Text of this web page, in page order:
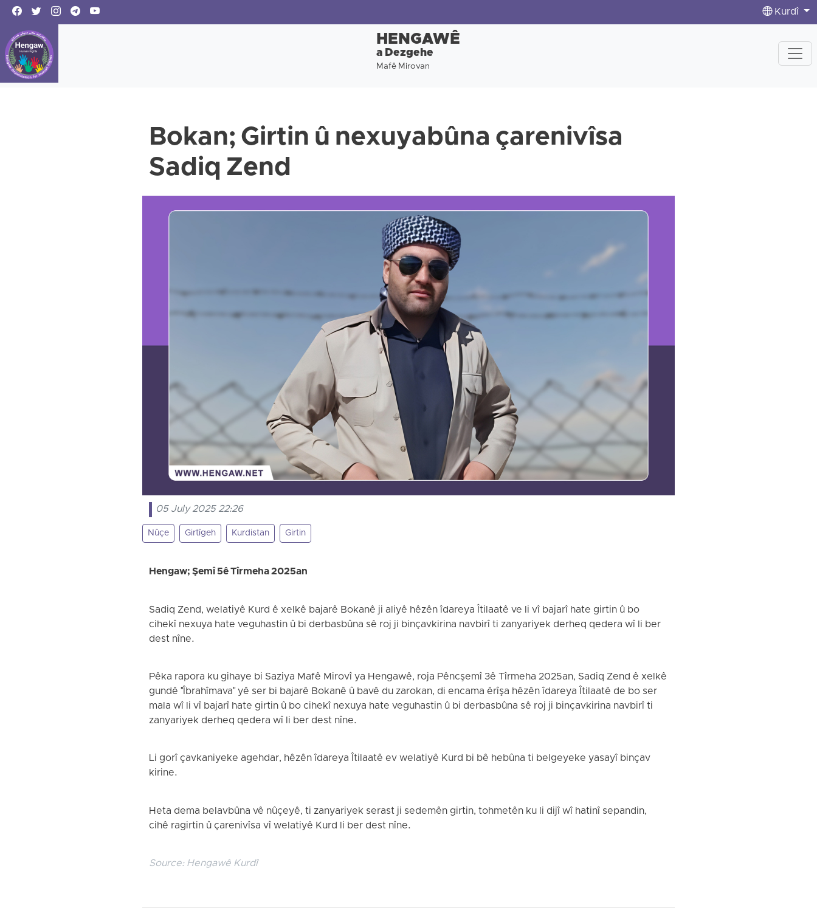
Kurdî
HENGAWÊ
a Dezgehe
Mafê Mirovan
Bokan; Girtin û nexuyabûna çarenivîsa
Sadiq Zend
05 July 2025 22:26
Nûçe Girtîgeh Kurdistan Girtin
Hengaw; Şemî 5ê Tîrmeha 2025an
Sadiq Zend, welatiyê Kurd ê xelkê bajarê Bokanê ji aliyê hêzên îdareya Îtilaatê ve li vî bajarî hate girtin û bo
cihekî nexuya hate veguhastin û bi derbasbûna sê roj ji binçavkirina navbirî ti zanyariyek derheq qedera wî li ber
dest nîne.
Pêka rapora ku gihaye bi Saziya Mafê Mirovî ya Hengawê, roja Pêncşemî 3ê Tîrmeha 2025an, Sadiq Zend ê xelkê
gundê "Îbrahîmava" yê ser bi bajarê Bokanê û bavê du zarokan, di encama êrîşa hêzên îdareya Îtilaatê de bo ser
mala wî li vî bajarî hate girtin û bo cihekî nexuya hate veguhastin û bi derbasbûna sê roj ji binçavkirina navbirî ti
zanyariyek derheq qedera wî li ber dest nîne.
Li gorî çavkaniyeke agehdar, hêzên îdareya Îtilaatê ev welatiyê Kurd bi bê hebûna ti belgeyeke yasayî binçav
kirine.
Heta dema belavbûna vê nûçeyê, ti zanyariyek serast ji sedemên girtin, tohmetên ku li dijî wî hatinî sepandin,
cihê ragirtin û çarenivîsa vî welatiyê Kurd li ber dest nîne.
Source: Hengawê Kurdî